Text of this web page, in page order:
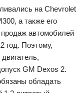
на Chevrolet
а также его
автомобилей
год. Поэтому,
GM Dexos 2.
обладать